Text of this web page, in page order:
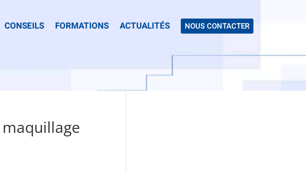
CONSEILS FORMATIONS ACTUALITÉS NOUS CONTACTER